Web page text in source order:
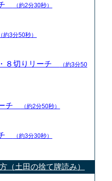
（約2分30秒）
（約3分50秒）
８切りリーチ
（約3分50
チ （約2分50秒）
（約3分30秒）
（土田の捨て牌読み）